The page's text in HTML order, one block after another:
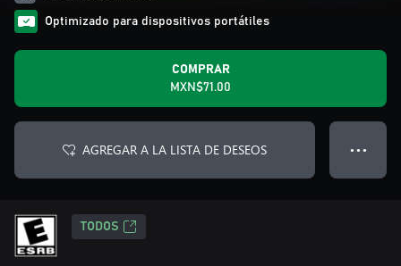
Optimizado para dispositivos portátiles
COMPRAR
MXN$71.00
AGREGAR A LA LISTA DE DESEOS ● ● ●
TODOS